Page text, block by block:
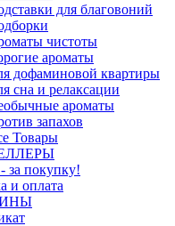
для благовоний
чистоты
ароматы
дофаминовой квартиры
сна и релаксации
ароматы
запахов
Товары
за покупку!
и оплата